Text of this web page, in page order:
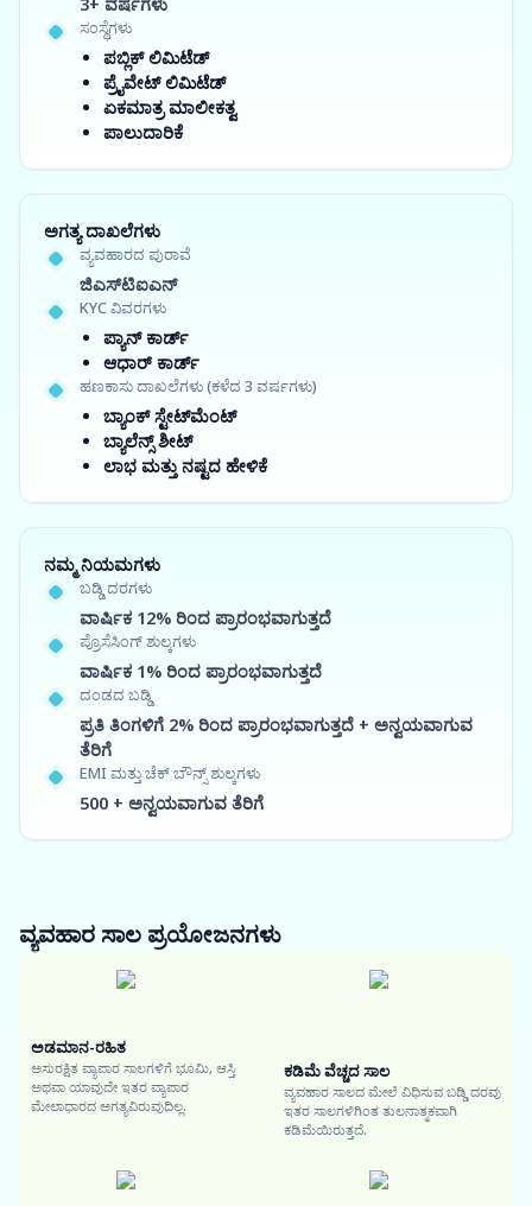
ಸಂಸ್ಥೆಗಳು
ಪಬ್ಲಿಕ್ ಲಿಮಿಟೆಡ್
ಪ್ರೈವೇಟ್ ಲಿಮಿಟೆಡ್
ಏಕಮಾತ್ರ ಮಾಲೀಕತ್ವ
ಪಾಲುದಾರಿಕೆ
ಅಗತ್ಯ ದಾಖಲೆಗಳು
ವ್ಯವಹಾರದ ಪುರಾವೆ
ಜಿಎಸ್‍ಟಿಐಎನ್
KYC ವಿವರಗಳು
ಪ್ಯಾನ್ ಕಾರ್ಡ್
ಆಧಾರ್ ಕಾರ್ಡ್
ಹಣಕಾಸು ದಾಖಲೆಗಳು (ಕಳೆದ 3 ವರ್ಷಗಳು)
ಬ್ಯಾಂಕ್ ಸ್ಟೇಟ್‌ಮೆಂಟ್
ಬ್ಯಾಲೆನ್ಸ್ ಶೀಟ್
ಲಾಭ ಮತ್ತು ನಷ್ಟದ ಹೇಳಿಕೆ
ನಮ್ಮ ನಿಯಮಗಳು
ಬಡ್ಡಿ ದರಗಳು
ವಾರ್ಷಿಕ 12% ರಿಂದ ಪ್ರಾರಂಭವಾಗುತ್ತದೆ
ಪ್ರೊಸೆಸಿಂಗ್ ಶುಲ್ಕಗಳು
ವಾರ್ಷಿಕ 1% ರಿಂದ ಪ್ರಾರಂಭವಾಗುತ್ತದೆ
ದಂಡದ ಬಡ್ಡಿ
ಪ್ರತಿ ತಿಂಗಳಿಗೆ 2% ರಿಂದ ಪ್ರಾರಂಭವಾಗುತ್ತದೆ + ಅನ್ವಯವಾಗುವ
ತೆರಿಗೆ
EMI ಮತ್ತು ಚೆಕ್ ಬೌನ್ಸ್ ಶುಲ್ಕಗಳು
500 + ಅನ್ವಯವಾಗುವ ತೆರಿಗೆ
ವ್ಯವಹಾರ ಸಾಲ ಪ್ರಯೋಜನಗಳು
ಅಡಮಾನ-ರಹಿತ
ಅಸುರಕ್ಷಿತ ವ್ಯಾಪಾರ ಸಾಲಗಳಿಗೆ ಭೂಮಿ, ಆಸ್ತಿ
ಅಥವಾ ಯಾವುದೇ ಇತರ ವ್ಯಾಪಾರ
ಮೇಲಾಧಾರದ ಅಗತ್ಯವಿರುವುದಿಲ್ಲ.
ಕಡಿಮೆ ವೆಚ್ಚದ ಸಾಲ
ವ್ಯವಹಾರ ಸಾಲದ ಮೇಲೆ ವಿಧಿಸುವ ಬಡ್ಡಿ ದರವು
ಇತರ ಸಾಲಗಳಿಗಿಂತ ತುಲನಾತ್ಮಕವಾಗಿ
ಕಡಿಮೆಯಿರುತ್ತದೆ.